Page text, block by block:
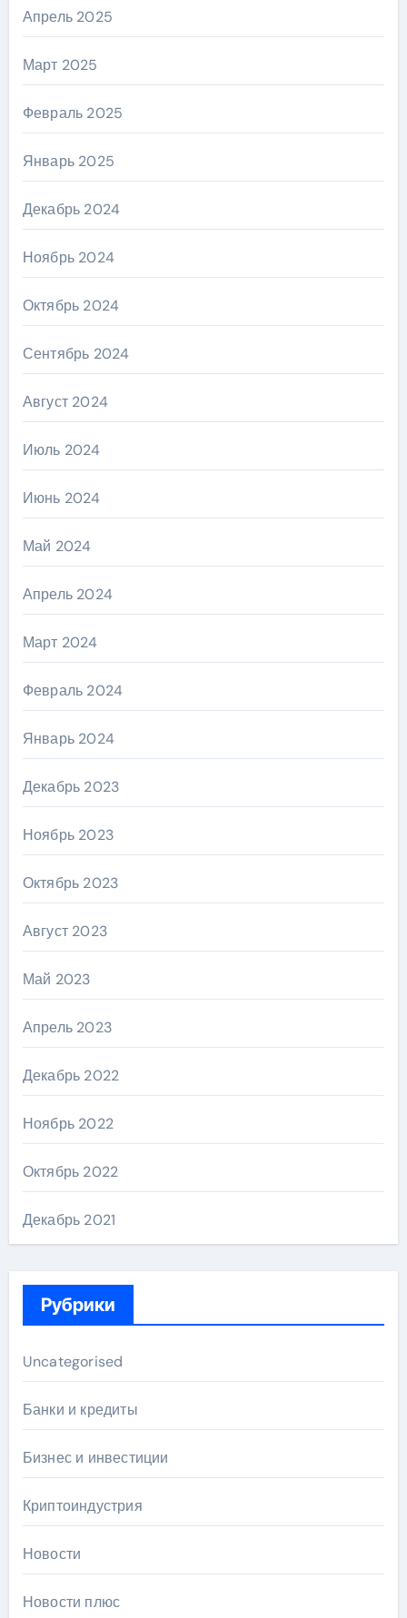
Апрель 2025
Март 2025
Февраль 2025
Январь 2025
Декабрь 2024
Ноябрь 2024
Октябрь 2024
Сентябрь 2024
Август 2024
Июль 2024
Июнь 2024
Май 2024
Апрель 2024
Март 2024
Февраль 2024
Январь 2024
Декабрь 2023
Ноябрь 2023
Октябрь 2023
Август 2023
Май 2023
Апрель 2023
Декабрь 2022
Ноябрь 2022
Октябрь 2022
Декабрь 2021
Рубрики
Uncategorised
Банки и кредиты
Бизнес и инвестиции
Криптоиндустрия
Новости
Новости плюс